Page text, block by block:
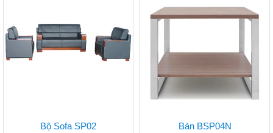
Bộ Sofa SP02 Bàn BSP04N